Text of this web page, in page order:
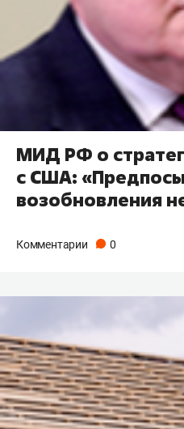
МИД РФ о
с США:
возобновления
Комментарии 0